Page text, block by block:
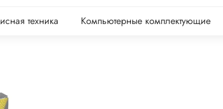
техника Компьютерные комплектующие